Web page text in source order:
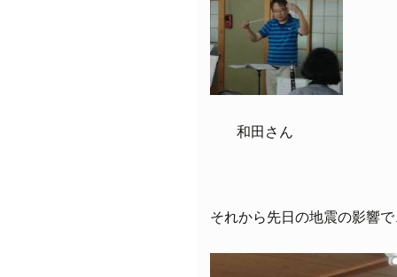
和田さん
それから先日の地震の影響